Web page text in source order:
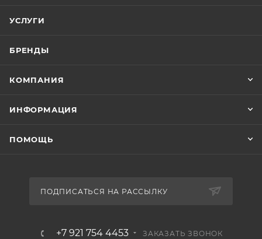
УСЛУГИ
БРЕНДЫ
КОМПАНИЯ
ИНФОРМАЦИЯ
ПОМОЩЬ
ПОДПИСАТЬСЯ НА РАССЫЛКУ
+7 921 754 4453 ЗАКАЗАТЬ ЗВОНОК